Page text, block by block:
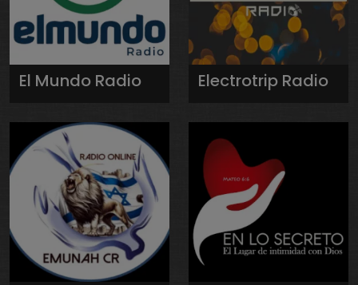
El Mundo Radio Electrotrip Radio